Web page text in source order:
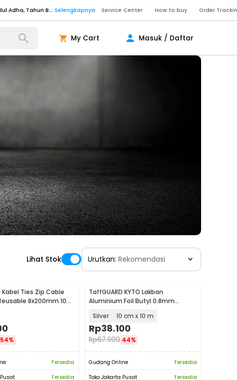
Selengkapnya
Selengkapnya
Selengkapnya
Service Center How to buy Order
My Cart Masuk / Daftar
Lihat Stok Urutkan: Rekomendasi
Kabel Ties Zip Cable
8x200mm 100
54%
Tersedia
Tersedia
TaffGUARD KYTO Lakban
Aluminium Foil Butyl 0.8mm
Silver 10 cm x 10 m
Rp38.100
Rp67.900 44%
Gudang Online
Tersedia
Toko Jakarta Pusat
Tersedia